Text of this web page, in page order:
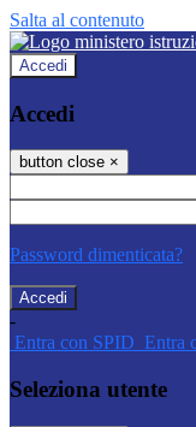
Salta al contenuto
Accedi
Accedi
button close ×
Password dimenticata?
-
Entra con SPID Entra
Seleziona utente